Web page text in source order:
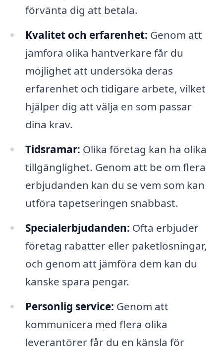
förvänta dig att betala.
Kvalitet och erfarenhet: Genom att
jämföra olika hantverkare får du
möjlighet att undersöka deras
erfarenhet och tidigare arbete, vilket
hjälper dig att välja en som passar
dina krav.
Tidsramar: Olika företag kan ha olika
tillgänglighet. Genom att be om flera
erbjudanden kan du se vem som kan
utföra tapetseringen snabbast.
Specialerbjudanden: Ofta erbjuder
företag rabatter eller paketlösningar,
och genom att jämföra dem kan du
kanske spara pengar.
Personlig service: Genom att
kommunicera med flera olika
leverantörer får du en känsla för